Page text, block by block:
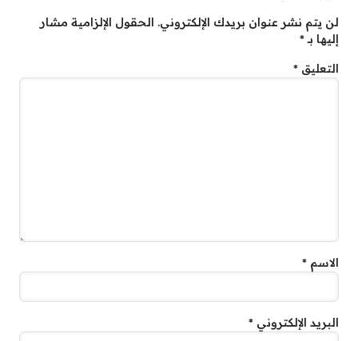
لن يتم نشر عنوان بريدك الإلكتروني. الحقول الإلزامية مشار
إليها بـ*
التعليق *
الاسم *
البريد الإلكتروني *